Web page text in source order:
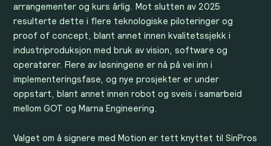
arrangementer og kurs årlig. Mot slutten av 2025
resulterte dette i flere teknologiske piloteringer og
proof of concept, blant annet innen kvalitetssjekk i
industriproduksjon med bruk av vision, software og
operatører. Flere av løsningene er nå på vei inn i
implementeringsfase, og nye prosjekter er under
oppstart, blant annet innen robot og sveis i samarbeid
mellom GOT og Marna Engineering.
Valget om å signere med Motion er tett knyttet til SinPros